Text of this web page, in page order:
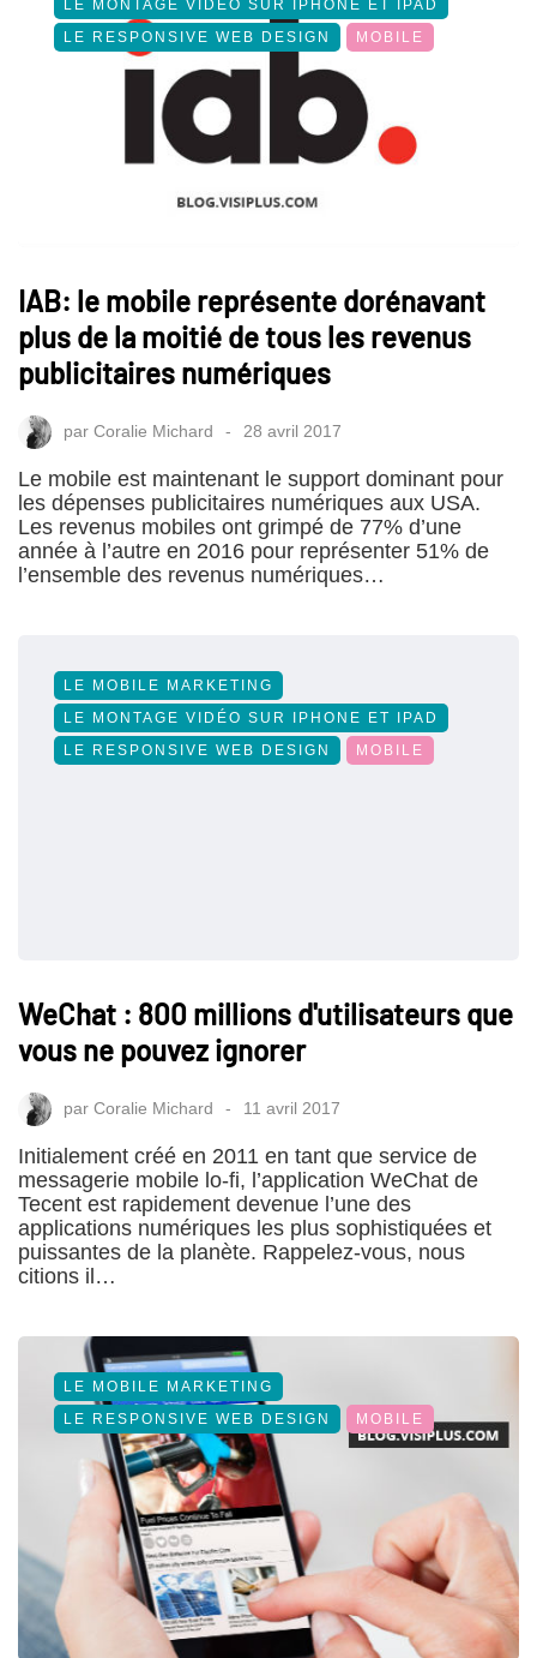
LE MONTAGE VIDÉO SUR IPHONE ET IPAD
LE RESPONSIVE WEB DESIGN
MOBILE
IAB: le mobile représente dorénavant
plus de la moitié de tous les revenus
publicitaires numériques
par Coralie Michard 28 avril 2017
Le mobile est maintenant le support dominant pour
les dépenses publicitaires numériques aux USA.
Les revenus mobiles ont grimpé de 77% d’une
année à l’autre en 2016 pour représenter 51% de
l’ensemble des revenus numériques…
LE MOBILE MARKETING
LE MONTAGE VIDÉO SUR IPHONE ET IPAD
LE RESPONSIVE WEB DESIGN
MOBILE
WeChat : 800 millions d'utilisateurs que
vous ne pouvez ignorer
par Coralie Michard 11 avril 2017
Initialement créé en 2011 en tant que service de
messagerie mobile lo-fi, l’application WeChat de
Tecent est rapidement devenue l’une des
applications numériques les plus sophistiquées et
puissantes de la planète. Rappelez-vous, nous
citions il…
LE MOBILE MARKETING
LE RESPONSIVE WEB DESIGN
MOBILE